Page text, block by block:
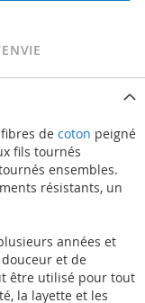
de coton peigné
fils tournés
ensembles.
résistants, un
années et
et de
être utilisé pour tout
la layette et les